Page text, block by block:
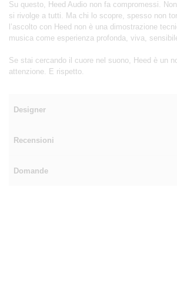
Su questo, Heed Audio non fa compromessi.
si rivolge a tutti. Ma chi lo scopre, spesso non
l’ascolto con Heed non è una dimostrazione
musica come esperienza profonda, viva,
Se stai cercando il cuore nel suono, Heed è un
attenzione. E rispetto.
Designer
Recensioni
Domande